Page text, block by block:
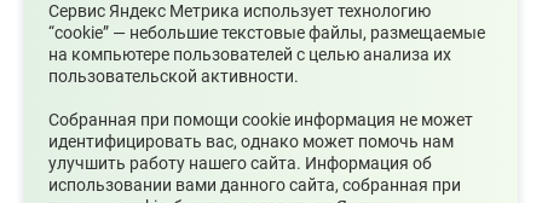
Выпускники и ученики 6-ой школы провели все
работы на высоком уровне слаженности.
с удалением сорняков и камней, проходил при
неблагоприятных погодных условиях. Жизнь
внесла свои коррективы и вместо красной
Сервис Яндекс Метрика использует технологию
“cookie” — небольшие текстовые файлы, размещаемые
на компьютере пользователей с целью анализа их
пользовательской активности.
Собранная при помощи cookie информация не может
идентифицировать вас, однако может помочь нам
улучшить работу нашего сайта. Информация об
использовании вами данного сайта, собранная при